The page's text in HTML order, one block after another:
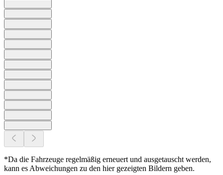
*Da die Fahrzeuge regelmäßig erneuert und ausgetauscht werden,
kann es Abweichungen zu den hier gezeigten Bildern geben.